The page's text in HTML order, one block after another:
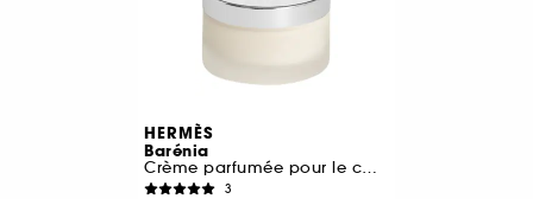
HERMÈS
Barénia
Crème parfumée pour le corps
3